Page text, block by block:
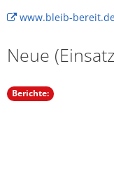
www.bleib-
Neue
Berichte: